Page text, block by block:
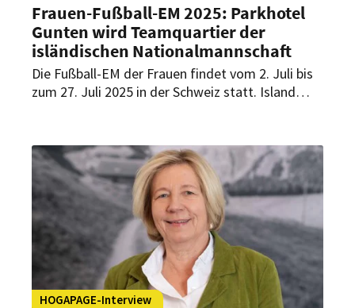
Frauen-Fußball-EM 2025: Parkhotel
Gunten wird Teamquartier der
isländischen Nationalmannschaft
Die Fußball-EM der Frauen findet vom 2. Juli bis
zum 27. Juli 2025 in der Schweiz statt. Island
isländische Frauen-Fußballnationalmannschaft
während der Frauen-EM 2025 im Parkhotel
Gunten. Welche Annehmlichkeiten das Drei-
Sterne-Superior-Hotel den Isländerinnen bietet,
verrät Direktor Bruno Carizzoni im Interview mit
HOGAPAGE.
HOGAPAGE-Interview